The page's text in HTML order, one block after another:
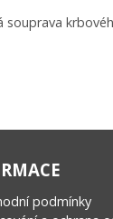
souprava
podmínky